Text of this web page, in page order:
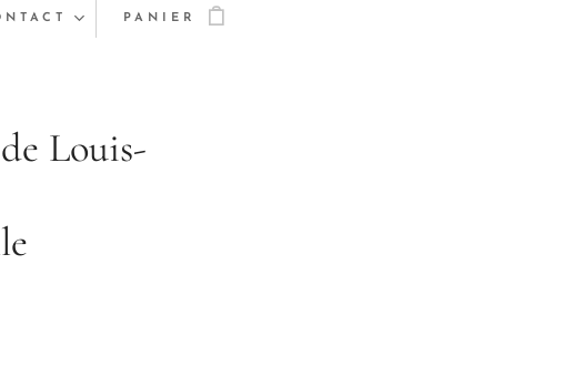
PANIER
Louis-